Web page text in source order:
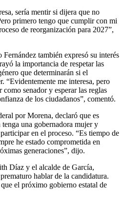
sería mentir si dijera que no
primero tengo que cumplir con mi
de reorganización para 2027”,
también expresó su interés
la importancia de respetar las
que determinarán si el
“Evidentemente me interesa, pero
senador y esperar las reglas
de los ciudadanos”, comentó.
por Morena, declaró que es
una gobernadora mujer y
en el proceso. “Es tiempo de
he estado comprometida en
generaciones”, dijo.
Díaz y el alcalde de García,
hablar de la candidatura.
el próximo gobierno estatal de